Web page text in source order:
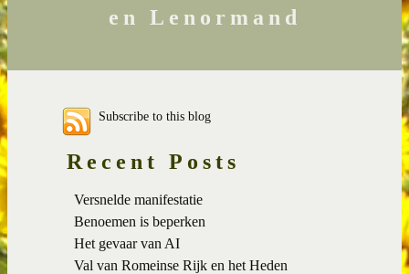
en Lenormand
Subscribe to this blog
Recent Posts
Versnelde manifestatie
Benoemen is beperken
Het gevaar van AI
Val van Romeinse Rijk en het Heden